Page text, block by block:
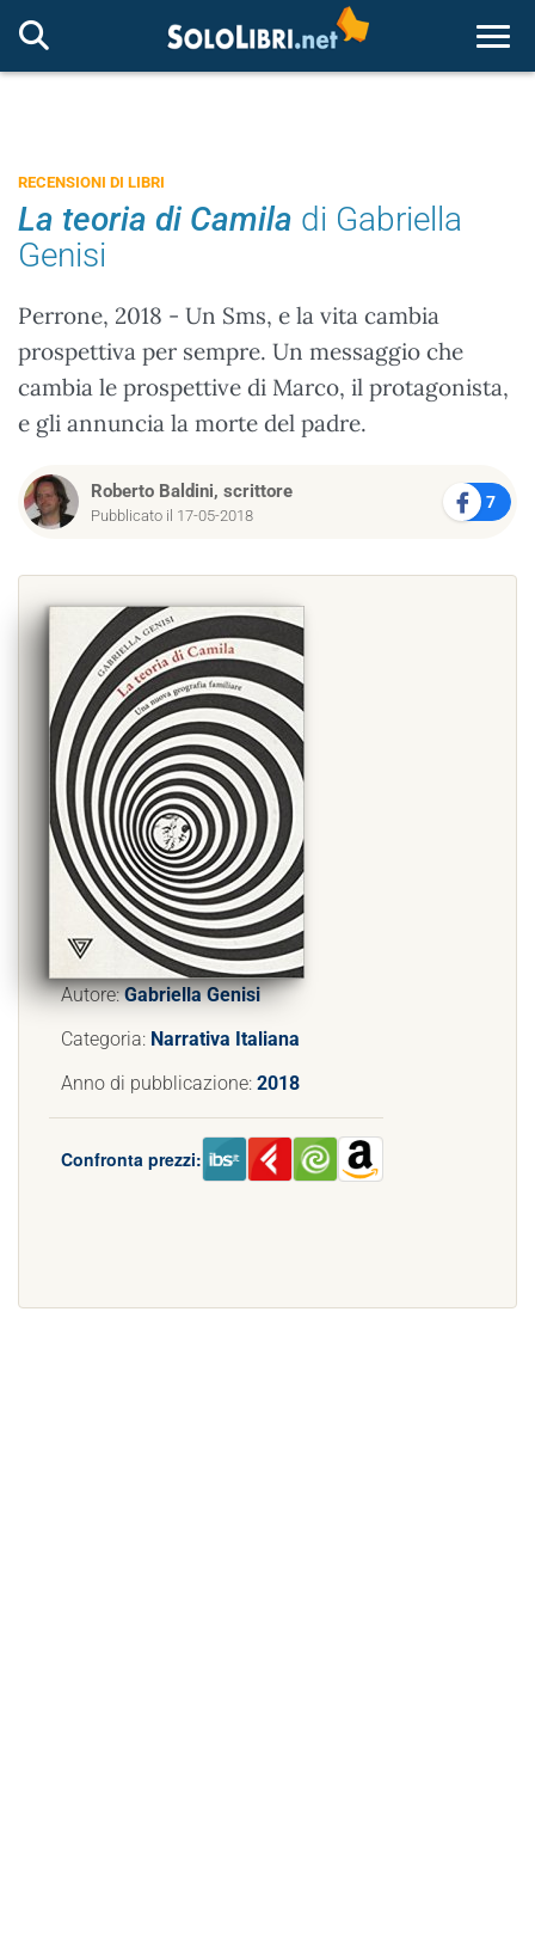
RECENSIONI DI LIBRI
La teoria di Camila di Gabriella
Genisi
Perrone, 2018 - Un Sms, e la vita cambia
prospettiva per sempre. Un messaggio che
cambia le prospettive di Marco, il protagonista,
e gli annuncia la morte del padre.
Roberto Baldini, scrittore
Pubblicato il 17-05-2018
7
Autore:Gabriella Genisi
Categoria: Narrativa Italiana
Anno di pubblicazione: 2018
Confronta prezzi: